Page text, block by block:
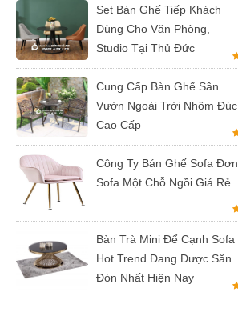
tại Tp.HCM
Bàn tròn
cafe tiếp
khách mặt
đá trắng,
đen, xám
chân trụ
thép sơn
màu đen,
Set Bàn Ghế Tiếp Khách
Dùng Cho Văn Phòng,
Studio Tại Thủ Đức
Cung Cấp Bàn Ghế Sân
Vườn Ngoài Trời Nhôm Đúc
Cao Cấp
Công Ty Bán Ghế Sofa Đơn,
Sofa Một Chỗ Ngồi Giá Rẻ
Bàn Trà Mini Để Cạnh Sofa
Hot Trend Đang Được Săn
Đón Nhất Hiện Nay